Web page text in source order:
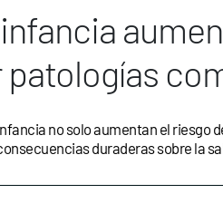
no solo aumentan el riesgo
duraderas sobre la